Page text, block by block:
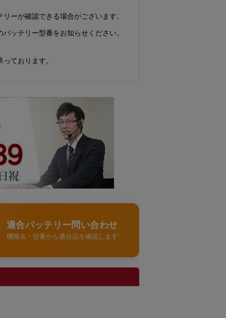
ーが確認できる場合がございます。
ッテリー型番をお知らせください。
ております。
適合バッテリー問い合わせ
機種名・型番から適合品を確認します